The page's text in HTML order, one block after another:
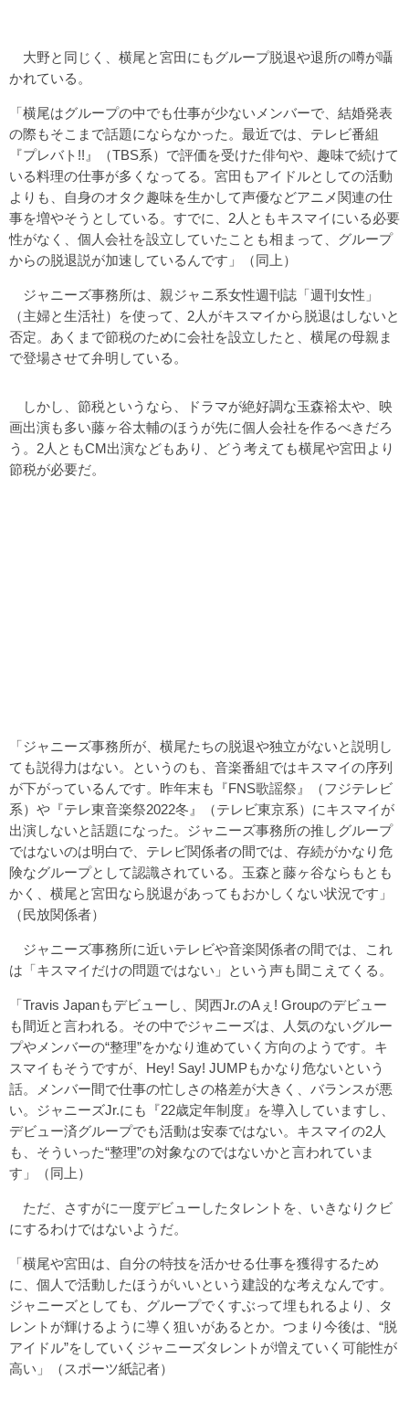
大野と同じく、横尾と宮田にもグループ脱退や退所の噂が囁
かれている。
「横尾はグループの中でも仕事が少ないメンバーで、結婚発表
の際もそこまで話題にならなかった。最近では、テレビ番組
『プレバト!!』（TBS系）で評価を受けた俳句や、趣味で続けて
いる料理の仕事が多くなってる。宮田もアイドルとしての活動
よりも、自身のオタク趣味を生かして声優などアニメ関連の仕
事を増やそうとしている。すでに、2人ともキスマイにいる必要
性がなく、個人会社を設立していたことも相まって、グループ
からの脱退説が加速しているんです」（同上）
ジャニーズ事務所は、親ジャニ系女性週刊誌「週刊女性」
（主婦と生活社）を使って、2人がキスマイから脱退はしないと
否定。あくまで節税のために会社を設立したと、横尾の母親ま
で登場させて弁明している。
しかし、節税というなら、ドラマが絶好調な玉森裕太や、映
画出演も多い藤ヶ谷太輔のほうが先に個人会社を作るべきだろ
う。2人ともCM出演などもあり、どう考えても横尾や宮田より
節税が必要だ。
「ジャニーズ事務所が、横尾たちの脱退や独立がないと説明し
ても説得力はない。というのも、音楽番組ではキスマイの序列
が下がっているんです。昨年末も『FNS歌謡祭』（フジテレビ
系）や『テレ東音楽祭2022冬』（テレビ東京系）にキスマイが
出演しないと話題になった。ジャニーズ事務所の推しグループ
ではないのは明白で、テレビ関係者の間では、存続がかなり危
険なグループとして認識されている。玉森と藤ヶ谷ならもとも
かく、横尾と宮田なら脱退があってもおかしくない状況です」
（民放関係者）
ジャニーズ事務所に近いテレビや音楽関係者の間では、これ
は「キスマイだけの問題ではない」という声も聞こえてくる。
「Travis Japanもデビューし、関西Jr.のAぇ! Groupのデビュー
も間近と言われる。その中でジャニーズは、人気のないグルー
プやメンバーの“整理”をかなり進めていく方向のようです。キ
スマイもそうですが、Hey! Say! JUMPもかなり危ないという
話。メンバー間で仕事の忙しさの格差が大きく、バランスが悪
い。ジャニーズJr.にも『22歳定年制度』を導入していますし、
デビュー済グループでも活動は安泰ではない。キスマイの2人
も、そういった“整理”の対象なのではないかと言われていま
す」（同上）
ただ、さすがに一度デビューしたタレントを、いきなりクビ
にするわけではないようだ。
「横尾や宮田は、自分の特技を活かせる仕事を獲得するため
に、個人で活動したほうがいいという建設的な考えなんです。
ジャニーズとしても、グループでくすぶって埋もれるより、タ
レントが輝けるように導く狙いがあるとか。つまり今後は、“脱
アイドル”をしていくジャニーズタレントが増えていく可能性が
高い」（スポーツ紙記者）